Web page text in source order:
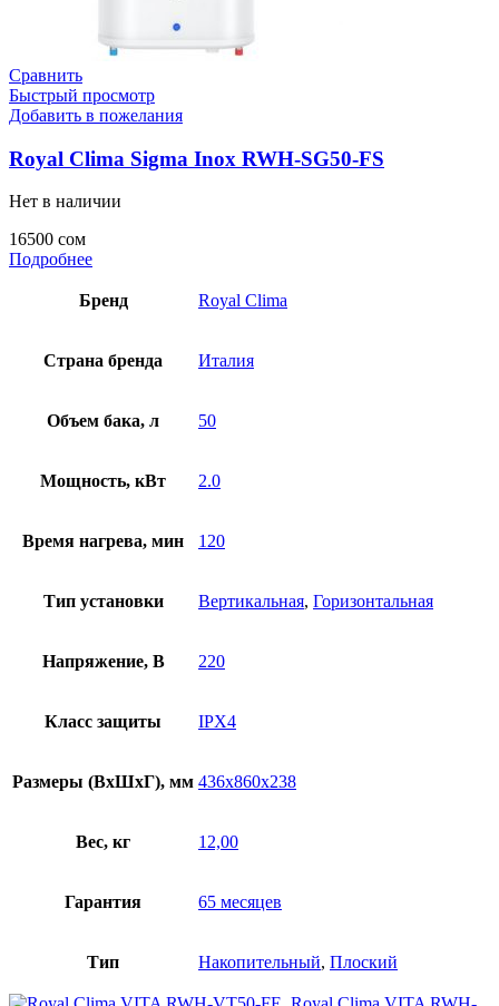
Сравнить
Быстрый просмотр
Добавить в пожелания
Royal Clima Sigma Inox RWH-SG50-FS
Нет в наличии
16500 сом
Подробнее
Бренд Royal Clima
Страна бренда Италия
Объем бака, л 50
Мощность, кВт 2.0
Время нагрева, мин 120
Тип установки Вертикальная, Горизонтальная
Напряжение, В 220
Класс защиты IPX4
Размеры (ВхШхГ), мм 436x860x238
Вес, кг 12,00
Гарантия 65 месяцев
Тип Накопительный, Плоский